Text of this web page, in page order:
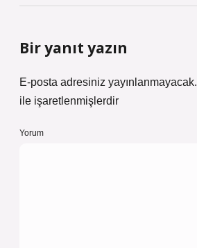
Bir yanıt yazın
E-posta adresiniz yayınlanmayacak.
ile işaretlenmişlerdir
Yorum